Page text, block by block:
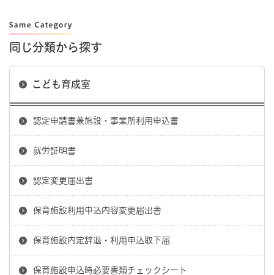
同じ分類から探す
こども育成室
認定申請書兼施設・事業所利用申込書
就労証明書
認定変更届出書
保育施設利用申込内容変更届出書
保育施設内定辞退・利用申込取下届
保育施設申込時必要書類チェックシート